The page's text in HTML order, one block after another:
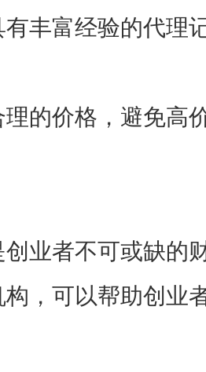
丰富经验的代理
的价格，避免高
业者不可或缺的
，可以帮助创业